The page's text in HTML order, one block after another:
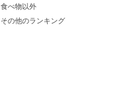
食べ物以外
その他のランキング